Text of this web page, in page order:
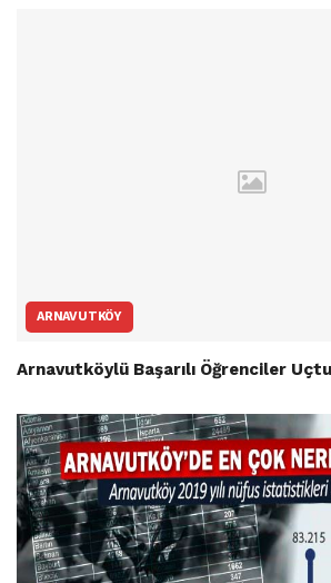
ARNAVUTKÖY
Arnavutköylü Başarılı Öğrenciler